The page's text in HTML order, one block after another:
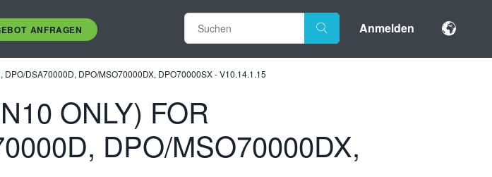
ANFRAGEN Anmelden
DSA70000D, DPO/MSO70000DX, DPO70000SX - V10.14.1.15
ONLY) FOR
DPO/MSO70000DX,